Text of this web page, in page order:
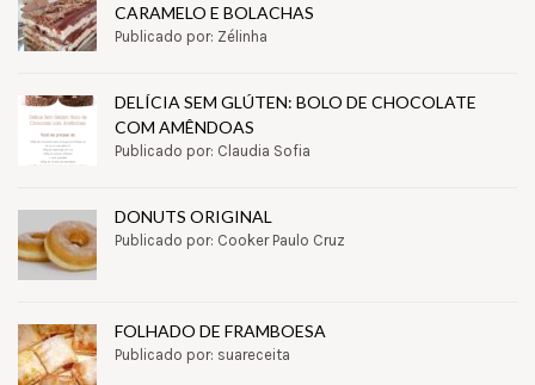
CARAMELO E BOLACHAS
Publicado por: Zélinha
DELÍCIA SEM GLÚTEN: BOLO DE CHOCOLATE
COM AMÊNDOAS
Publicado por: Claudia Sofia
DONUTS ORIGINAL
Publicado por: Cooker Paulo Cruz
FOLHADO DE FRAMBOESA
Publicado por: suareceita